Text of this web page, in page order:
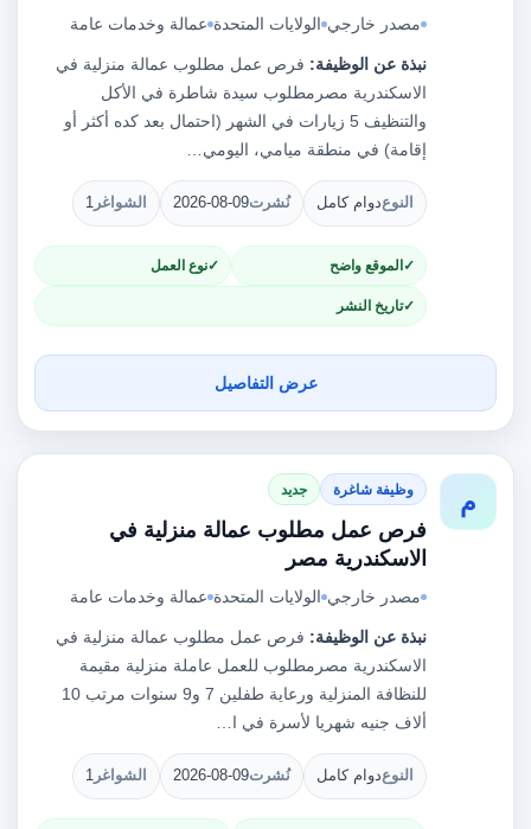
مصدر خارجي الولايات المتحدة عمالة وخدمات عامة
نبذة عن الوظيفة: فرص عمل مطلوب عمالة منزلية في
الاسكندرية مصرمطلوب سيدة شاطرة في الأكل
والتنظيف 5 زيارات في الشهر (احتمال بعد كده أكثر أو
إقامة) في منطقة ميامي، اليومي…
النوعدوام كامل نُشرت2026-08-09 الشواغر 1
الموقع واضح نوع العمل
تاريخ النشر
عرض التفاصيل
م وظيفة شاغرة جديد
فرص عمل مطلوب عمالة منزلية في
الاسكندرية مصر
مصدر خارجي الولايات المتحدة عمالة وخدمات عامة
نبذة عن الوظيفة: فرص عمل مطلوب عمالة منزلية في
الاسكندرية مصرمطلوب للعمل عاملة منزلية مقيمة
للنظافة المنزلية ورعاية طفلين 7 و9 سنوات مرتب 10
ألاف جنيه شهريا لأسرة في ا…
النوعدوام كامل نُشرت2026-08-09 الشواغر 1